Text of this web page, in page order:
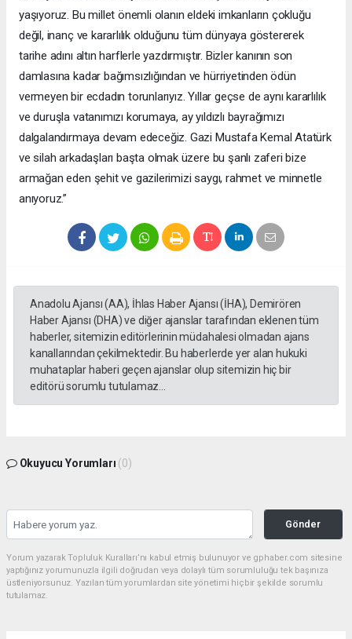
yaşıyoruz. Bu millet önemli olanın eldeki imkanların çokluğu
değil, inanç ve kararlılık olduğunu tüm dünyaya göstererek
tarihe adını altın harflerle yazdırmıştır. Bizler kanının son
damlasına kadar bağımsızlığından ve hürriyetinden ödün
vermeyen bir ecdadın torunlarıyız. Yıllar geçse de aynı kararlılık
ve duruşla vatanımızı korumaya, ay yıldızlı bayrağımızı
dalgalandırmaya devam edeceğiz. Gazi Mustafa Kemal Atatürk
ve silah arkadaşları başta olmak üzere bu şanlı zaferi bize
armağan eden şehit ve gazilerimizi saygı, rahmet ve minnetle
anıyoruz.”
Anadolu Ajansı (AA), İhlas Haber Ajansı (İHA), Demirören
Haber Ajansı (DHA) ve diğer ajanslar tarafından eklenen tüm
haberler, sitemizin editörlerinin müdahalesi olmadan ajans
kanallarından çekilmektedir. Bu haberlerde yer alan hukuki
muhataplar haberi geçen ajanslar olup sitemizin hiç bir
editörü sorumlu tutulamaz...
Okuyucu Yorumları (0)
Gönder
Yorum yazarak Topluluk Kuralları’nı kabul etmiş bulunuyor ve gphaber.com sitesine
yaptığınız yorumunuzla ilgili doğrudan veya dolaylı tüm sorumluluğu tek başınıza
üstleniyorsunuz. Yazılan tüm yorumlardan site yönetimi hiçbir şekilde sorumlu
tutulamaz.